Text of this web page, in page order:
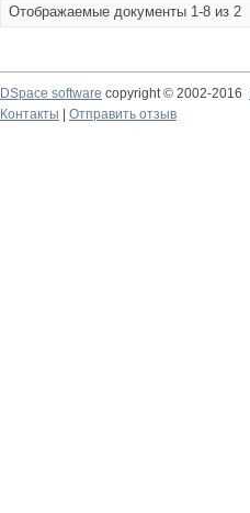
Отображаемые документы 1-8 из 2
DSpace software copyright © 2002-2016
Контакты
Отправить отзыв